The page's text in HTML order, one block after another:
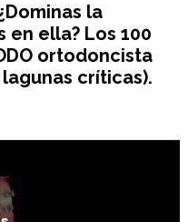
la
ella? Los 100
ortodoncista
críticas).